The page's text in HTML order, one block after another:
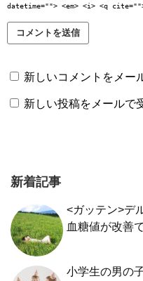
datetime=""> <em> <i> <q
新しいコメントをメー
新しい投稿をメールで
新着記事
<ガッテン>デ
血糖値が改善
小学生の男の